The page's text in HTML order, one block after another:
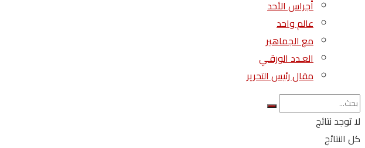
أجراس الأحد
عالم واحد
مع الجماهير
العـدد الورقـي
مقال رئيس التحرير
لا توجد نتائج
كل النتائج